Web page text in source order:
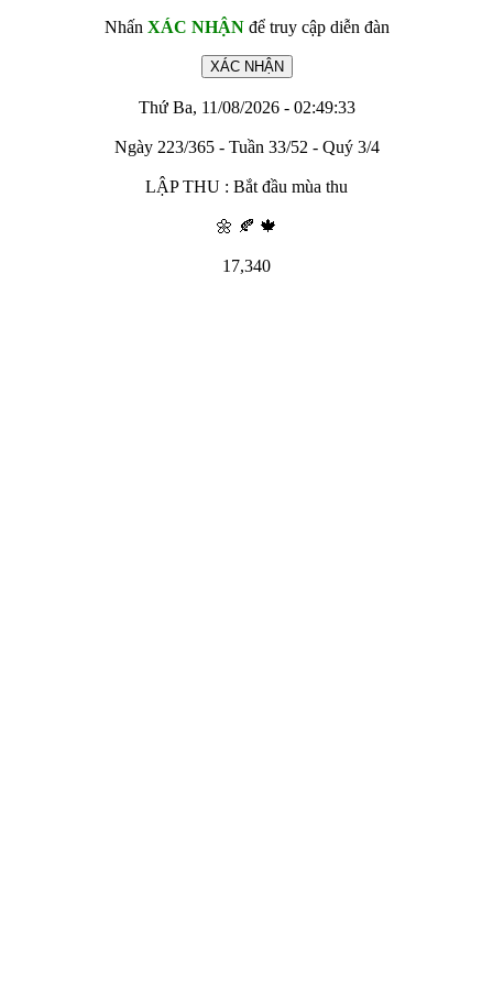
Nhấn XÁC NHẬNđể truy cập diễn đàn
Thứ Ba, 11/08/2026 - 02:49:33
Ngày 223/365 - Tuần 33/52 - Quý 3/4
LẬP THU : Bắt đầu mùa thu
🌼 🍂 🍁
17,340